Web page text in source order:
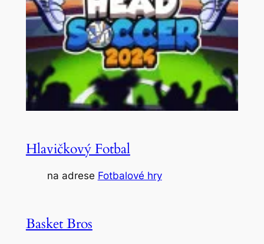
Hlavičkový Fotbal
na adrese Fotbalové hry
Basket Bros